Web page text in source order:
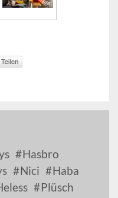
Hasbro
Nici
Haba
Plüsch